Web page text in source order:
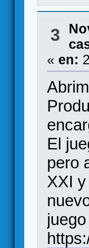
3
« en:
El
pero
XXI